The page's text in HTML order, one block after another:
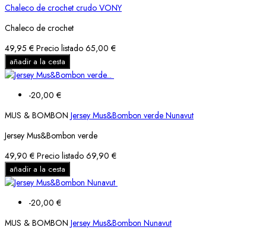
Chaleco de crochet crudo VONY
Chaleco de crochet
49,95 € Precio listado 65,00 €
añadir a la cesta
-20,00 €
MUS & BOMBON Jersey Mus&Bombon verde Nunavut
Jersey Mus&Bombon verde
49,90 € Precio listado 69,90 €
añadir a la cesta
-20,00 €
MUS & BOMBON Jersey Mus&Bombon Nunavut